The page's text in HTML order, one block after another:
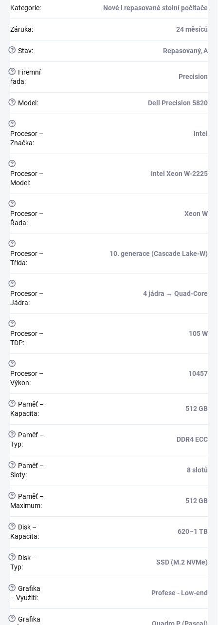
Kategorie: Nové i repasované stolní počítače
Záruka: 24 měsíců
? Stav: Repasovaný, A
?
Firemní
řada:
Precision
? Model : Dell Precision 5820
?
Procesor –
Značka:
Intel
?
Procesor –
Model :
Intel Xeon W-2225
?
Procesor –
Řada:
Xeon W
?
Procesor –
Třída:
10. generace (Cascade Lake-W)
?
Procesor –
Jádra:
4 jádra → Quad-Core
?
Procesor –
TDP:
105 W
?
Procesor –
Výkon:
10457
?
Paměť –
Kapacita:
512 GB
?
Paměť –
Typ:
DDR4 ECC
?
Paměť –
Sloty:
8 slotů
?
Paměť –
Maximum:
512 GB
?
Disk –
Kapacita:
620–1 TB
?
Disk –
Typ:
SSD (M.2 NVMe)
? Grafika
– Využití:
Profese - Low-end
? Grafika